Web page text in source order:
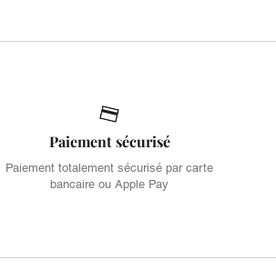
Paiement sécurisé
Paiement totalement sécurisé par carte
bancaire ou Apple Pay